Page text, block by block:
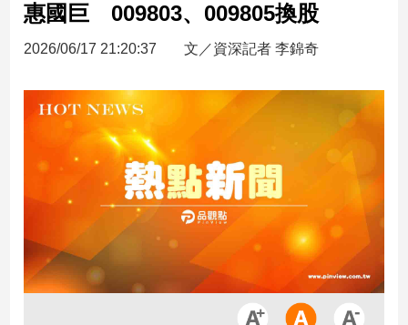
財
新
產
市
品
惠國巨 009803、009805換股
2026/06/17 21:20:37 文／資深記者 李錦奇